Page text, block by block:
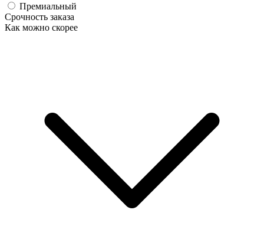
Премиальный
Срочность заказа
Как можно скорее